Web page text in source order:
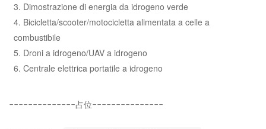
3. Dimostrazione di energia da idrogeno verde
4. Bicicletta/scooter/motocicletta alimentata a celle a
combustibile
5. Droni a idrogeno/UAV a idrogeno
6. Centrale elettrica portatile a idrogeno
--------------占位---------------